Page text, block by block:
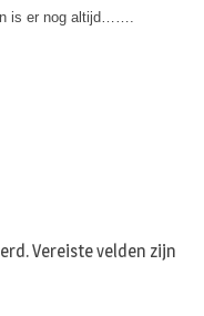
is er nog altijd…….
Vereiste velden zijn